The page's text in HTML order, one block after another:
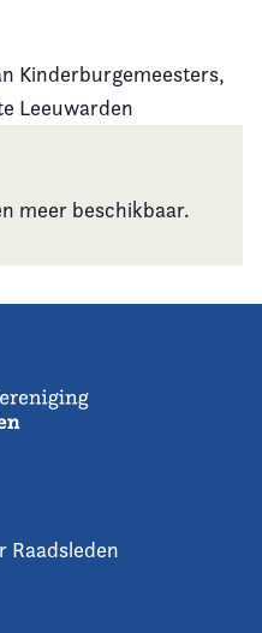
Kinderburgemeesters,
Leeuwarden
meer beschikbaar.
Raadsleden